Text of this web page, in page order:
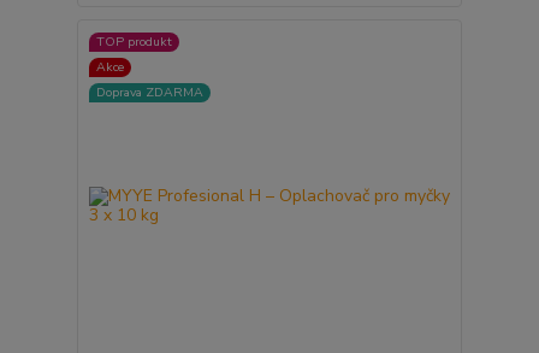
TOP produkt
Akce
Doprava ZDARMA